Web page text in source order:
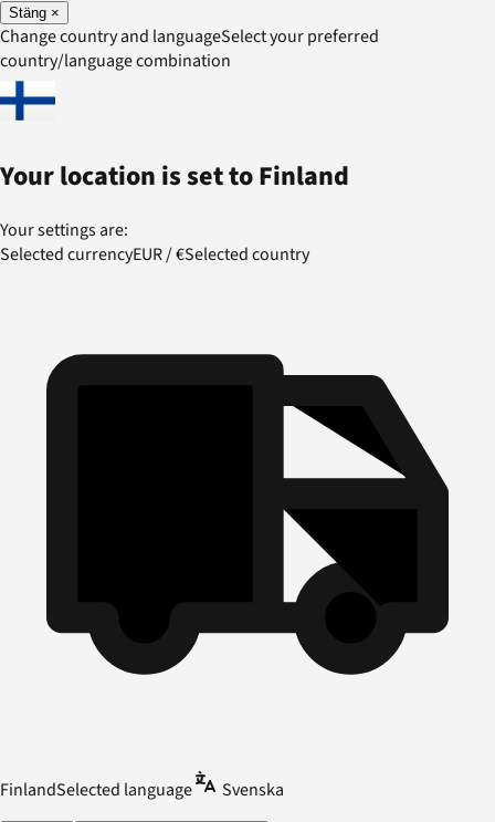
Stäng ×
Change country and languageSelect your preferred
country/language combination
Your location is set toFinland
Your settings are:
Selected currencyEUR/€Selected country
FinlandSelected language Svenska